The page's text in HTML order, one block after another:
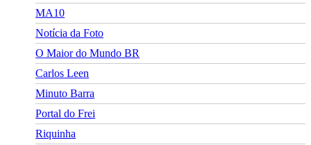
MA10
Notícia da Foto
O Maior do Mundo BR
Carlos Leen
Minuto Barra
Portal do Frei
Riquinha